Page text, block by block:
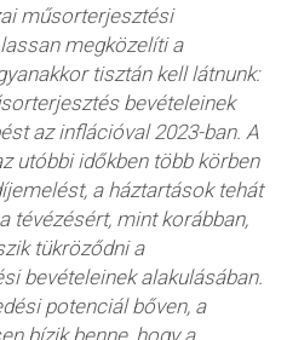
műsorterjesztési
megközelíti a
tisztán kell látnunk:
bevételeinek
az inflációval 2023-ban. A
utóbbi időkben több körben
a háztartások tehát
tévézésért, mint korábban,
tükröződni a
bevételeinek alakulásában.
potenciál bőven, a
bízik benne, hogy a